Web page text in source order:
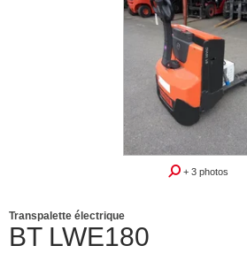
+ 3 photos
BT LWE180
Transpalette électrique